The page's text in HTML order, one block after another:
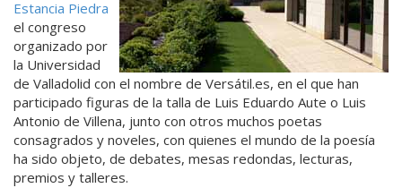
Estancia Piedra
el congreso
organizado por
la Universidad
de Valladolid con el nombre de Versátil.es, en el que han
participado figuras de la talla de Luis Eduardo Aute o Luis
Antonio de Villena, junto con otros muchos poetas
consagrados y noveles, con quienes el mundo de la poesía
ha sido objeto, de debates, mesas redondas, lecturas,
premios y talleres.